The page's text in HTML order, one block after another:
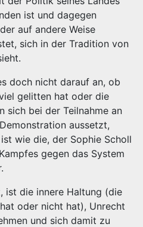
ist und dagegen
auf andere Weise
sich in der Tradition von
doch nicht darauf an, ob
gelitten hat oder die
sich bei der Teilnahme an
aussetzt,
wie die, der Sophie Scholl
gegen das System
ist die innere Haltung (die
oder nicht hat), Unrecht
und sich damit zu